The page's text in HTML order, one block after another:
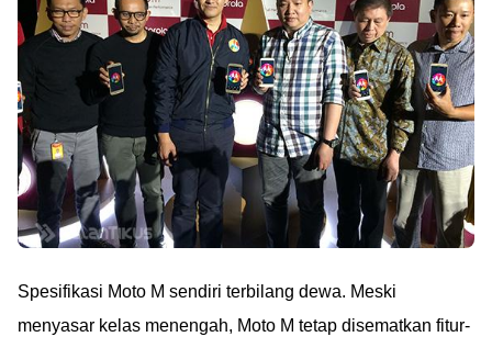
Spesifikasi Moto M sendiri terbilang dewa. Meski
menyasar kelas menengah, Moto M tetap disematkan fitur-